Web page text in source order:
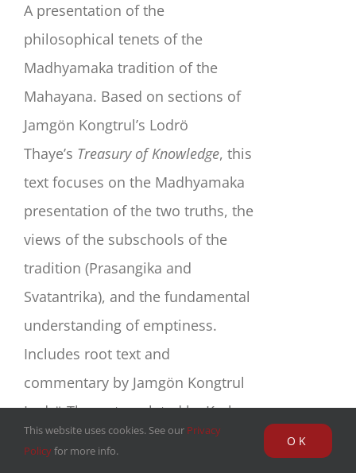
A presentation of the
philosophical tenets of the
Madhyamaka tradition of the
Mahayana. Based on sections of
Jamgön Kongtrul’s Lodrö
Thaye’s Treasury of Knowledge, this
text focuses on the Madhyamaka
presentation of the two truths, the
views of the subschools of the
tradition (Prasangika and
Svatantrika), and the fundamental
understanding of emptiness.
Includes root text and
commentary by Jamgön Kongtrul
Lodrö Thaye, translated by Karl
Brunnhölzl.
This website uses cookies. See our Privacy
Policyfor more info.
OK